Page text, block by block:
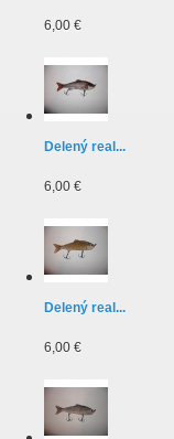
6,00 €
Delený real...
6,00 €
Delený real...
6,00 €